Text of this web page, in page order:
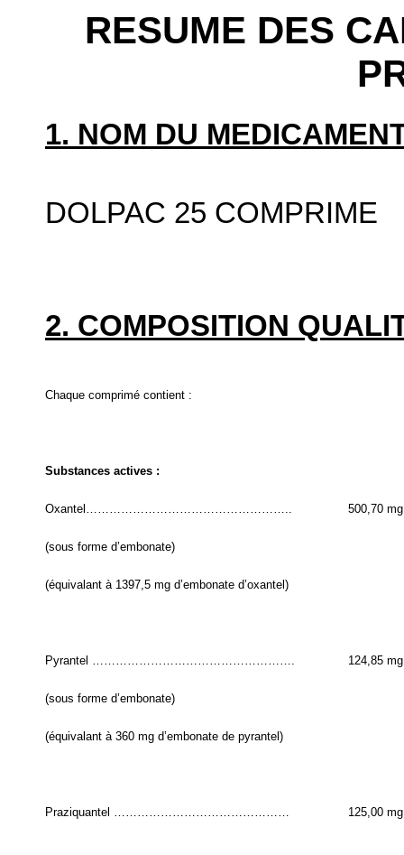
RESUME DES
1. NOM DU
DOLPAC 25 COMPRIME
2. COMPOSITION
Chaque comprimé contient :
Substances actives :
Oxantel…………………………………………….. 500,70 mg
(sous forme d’embonate)
(équivalant à 1397,5 mg d’embonate d’oxantel)
Pyrantel ……………………………………………. 124,85 mg
(sous forme d’embonate)
(équivalant à 360 mg d’embonate de pyrantel)
Praziquantel ……………………………………… 125,00 mg